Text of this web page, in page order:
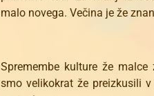
malo novega. Večina je že
Spremembe kulture že malce
smo velikokrat že preizkusili